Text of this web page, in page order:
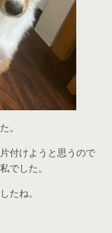
。
付けようと思うので
でした。
たね。